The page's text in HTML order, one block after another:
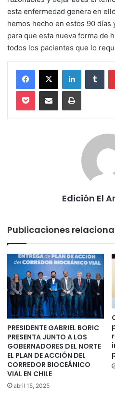
esta enfermedad genera en
hemos hecho en estos 90 días
para que esta nueva forma de
todos los pacientes que lo
Facebook
X LinkedIn
Pocket Compartir via email Imprimir
Edición El
Publicaciones
PRESIDENTE GABRIEL BORIC
PRESENTA JUNTO A LOS
GOBERNADORES DEL NORTE
EL PLAN DE ACCIÓN DEL
CORREDOR BIOCEÁNICO
VIAL EN CHILE
abril 15, 2025